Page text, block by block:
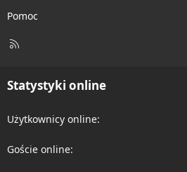
Pomoc
R
Statystyki online
Użytkownicy online
Goście online